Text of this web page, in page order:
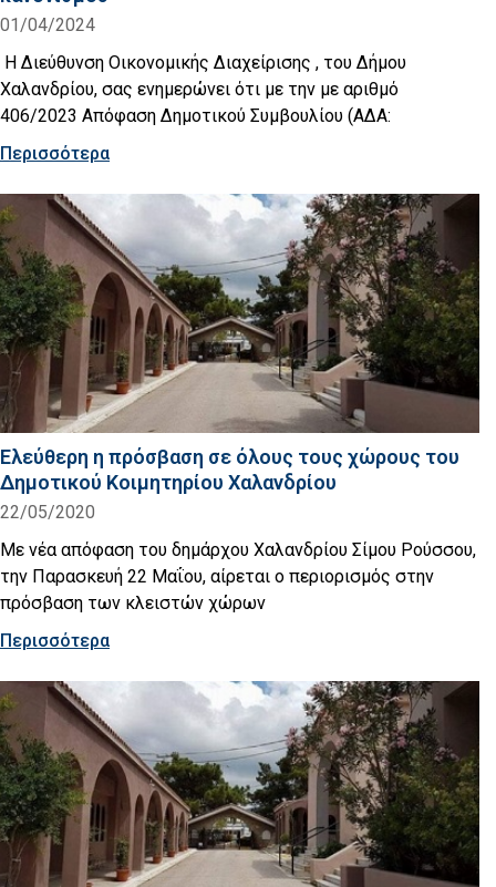
01/04/2024
Η Διεύθυνση Οικονομικής Διαχείρισης , του Δήμου
Χαλανδρίου, σας ενημερώνει ότι με την με αριθμό
406/2023 Απόφαση Δημοτικού Συμβουλίου (ΑΔΑ:
Περισσότερα
Ελεύθερη η πρόσβαση σε όλους τους χώρους του
Δημοτικού Κοιμητηρίου Χαλανδρίου
22/05/2020
Με νέα απόφαση του δημάρχου Χαλανδρίου Σίμου Ρούσσου,
την Παρασκευή 22 Μαΐου, αίρεται ο περιορισμός στην
πρόσβαση των κλειστών χώρων
Περισσότερα